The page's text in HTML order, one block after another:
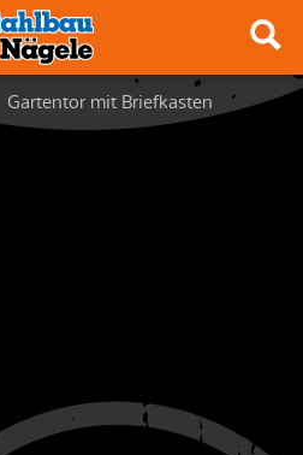
Gartentor mit Briefkasten